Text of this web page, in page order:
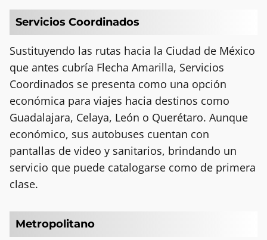
Servicios Coordinados
Sustituyendo las rutas hacia la Ciudad de México
que antes cubría Flecha Amarilla, Servicios
Coordinados se presenta como una opción
económica para viajes hacia destinos como
Guadalajara, Celaya, León o Querétaro. Aunque
económico, sus autobuses cuentan con
pantallas de video y sanitarios, brindando un
servicio que puede catalogarse como de primera
clase.
Metropolitano